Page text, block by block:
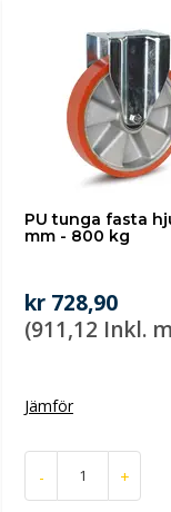
PU tunga fasta
mm - 800 kg
kr 728,90
(911,12 Inkl.
Jämför
- +